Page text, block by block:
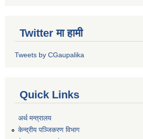
Twitter मा हामी
Tweets by CGaupalika
Quick Links
अर्थ मन्त्रालय
केन्द्रीय पञ्जिकरण विभाग